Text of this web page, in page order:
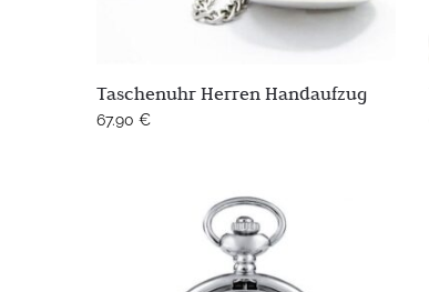
Taschenuhr Herren Handaufzug
67.90 €